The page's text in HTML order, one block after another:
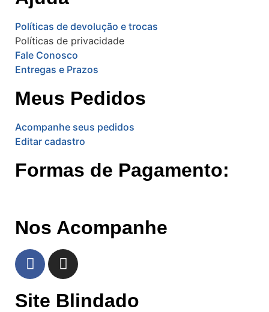
Políticas de devolução e trocas
Políticas de privacidade
Fale Conosco
Entregas e Prazos
Meus Pedidos
Acompanhe seus pedidos
Editar cadastro
Formas de Pagamento:
Nos Acompanhe
Site Blindado